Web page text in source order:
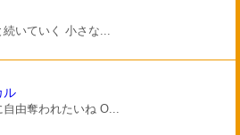
続いていく 小さな...
ル
自由奪われたいね O...